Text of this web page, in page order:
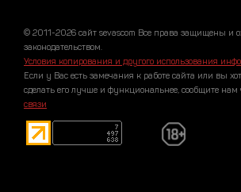
© 2011-2026 сайт sevascom Все права защищены и
законодательством.
Условия копирования и другого использования
Если у Вас есть замечания к работе сайта или вы
сделать его лучше и функциональнее, сообщите нам
связи